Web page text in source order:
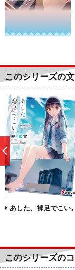
このシリーズの
あした、裸足でこい。
前
へ
このシリーズの